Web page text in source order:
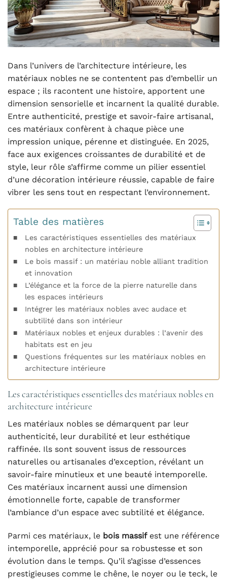
Dans l’univers de l’architecture intérieure, les
matériaux nobles ne se contentent pas d’embellir un
espace ; ils racontent une histoire, apportent une
dimension sensorielle et incarnent la qualité durable.
Entre authenticité, prestige et savoir-faire artisanal,
ces matériaux confèrent à chaque pièce une
impression unique, pérenne et distinguée. En 2025,
face aux exigences croissantes de durabilité et de
style, leur rôle s’affirme comme un pilier essentiel
d’une décoration intérieure réussie, capable de faire
vibrer les sens tout en respectant l’environnement.
Table des matières
Les caractéristiques essentielles des matériaux
nobles en architecture intérieure
Le bois massif : un matériau noble alliant tradition
et innovation
L’élégance et la force de la pierre naturelle dans
les espaces intérieurs
Intégrer les matériaux nobles avec audace et
subtilité dans son intérieur
Matériaux nobles et enjeux durables : l’avenir des
habitats est en jeu
Questions fréquentes sur les matériaux nobles en
architecture intérieure
Les caractéristiques essentielles des matériaux nobles en
architecture intérieure
Les matériaux nobles se démarquent par leur
authenticité, leur durabilité et leur esthétique
raffinée. Ils sont souvent issus de ressources
naturelles ou artisanales d’exception, révélant un
savoir-faire minutieux et une beauté intemporelle.
Ces matériaux incarnent aussi une dimension
émotionnelle forte, capable de transformer
l’ambiance d’un espace avec subtilité et élégance.
Parmi ces matériaux, le bois massifest une référence
intemporelle, apprécié pour sa robustesse et son
évolution dans le temps. Qu’il s’agisse d’essences
prestigieuses comme le chêne, le noyer ou le teck, le